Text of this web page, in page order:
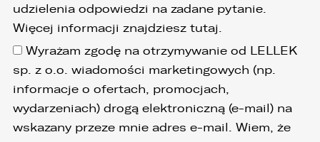
udzielenia odpowiedzi na zadane pytanie.
Więcej informacji znajdziesz tutaj
Wyrażam zgodę na otrzymywanie od LELLEK
sp. z o.o. wiadomości marketingowych (np.
informacje o ofertach, promocjach,
wydarzeniach) drogą elektroniczną (e-mail) na
wskazany przeze mnie adres e-mail. Wiem, że